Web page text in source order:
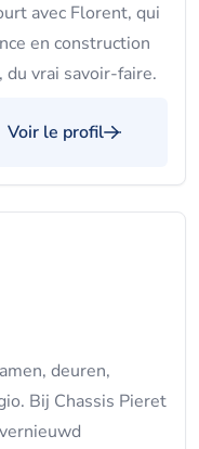
avec Florent, qui
en construction
vrai savoir-faire.
Voir le profil
deuren,
Bij Chassis Pieret